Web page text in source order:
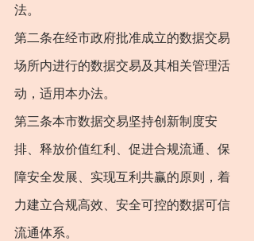
法。
第二条在经市政府批准成立的数据交易
场所内进行的数据交易及其相关管理活
动，适用本办法。
第三条本市数据交易坚持创新制度安
排、释放价值红利、促进合规流通、保
障安全发展、实现互利共赢的原则，着
力建立合规高效、安全可控的数据可信
流通体系。